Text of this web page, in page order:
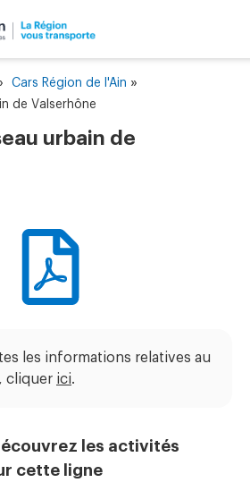
Cars Région de l'Ain »
de Valserhône
urbain de
les informations relatives au
cliquer ici.
les activités
cette ligne